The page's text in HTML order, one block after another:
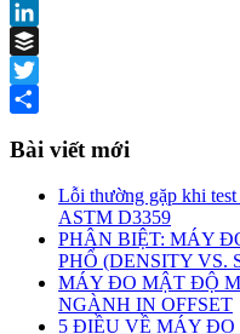
Facebook
LinkedIn
Buffer
Twitter
Bài viết mới
Lỗi thường gặp khi
ASTM D3359
PHÂN BIỆT: MÁY
PHỔ (DENSITY VS.
MÁY ĐO MẬT ĐỘ
NGÀNH IN OFFSET
5 ĐIỀU VỀ MÁY ĐO